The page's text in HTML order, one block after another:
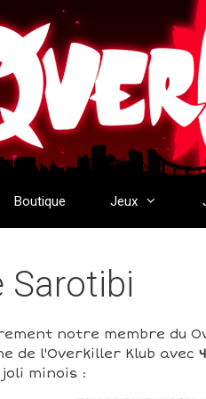
Boutique Jeux
Sarotibi
notre membre du
de l'Overkiller Klub avec
minois :